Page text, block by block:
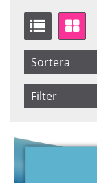
Sortera
Filter
Black